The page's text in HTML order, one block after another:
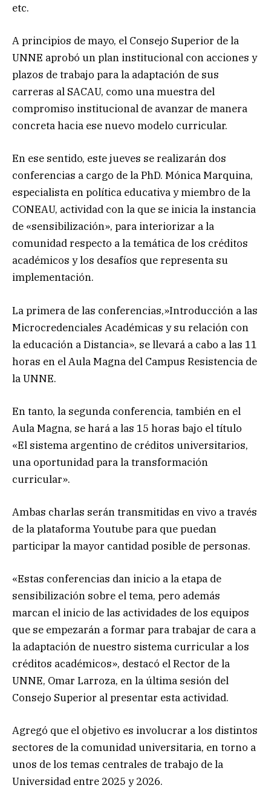
etc.
A principios de mayo, el Consejo Superior de la
UNNE aprobó un plan institucional con acciones y
plazos de trabajo para la adaptación de sus
carreras al SACAU, como una muestra del
compromiso institucional de avanzar de manera
concreta hacia ese nuevo modelo curricular.
En ese sentido, este jueves se realizarán dos
conferencias a cargo de la PhD. Mónica Marquina,
especialista en política educativa y miembro de la
CONEAU, actividad con la que se inicia la instancia
de «sensibilización», para interiorizar a la
comunidad respecto a la temática de los créditos
académicos y los desafíos que representa su
implementación.
La primera de las conferencias,»Introducción a las
Microcredenciales Académicas y su relación con
la educación a Distancia», se llevará a cabo a las 11
horas en el Aula Magna del Campus Resistencia de
la UNNE.
En tanto, la segunda conferencia, también en el
Aula Magna, se hará a las 15 horas bajo el título
«El sistema argentino de créditos universitarios,
una oportunidad para la transformación
curricular».
Ambas charlas serán transmitidas en vivo a través
de la plataforma Youtube para que puedan
participar la mayor cantidad posible de personas.
«Estas conferencias dan inicio a la etapa de
sensibilización sobre el tema, pero además
marcan el inicio de las actividades de los equipos
que se empezarán a formar para trabajar de cara a
la adaptación de nuestro sistema curricular a los
créditos académicos», destacó el Rector de la
UNNE, Omar Larroza, en la última sesión del
Consejo Superior al presentar esta actividad.
Agregó que el objetivo es involucrar a los distintos
sectores de la comunidad universitaria, en torno a
unos de los temas centrales de trabajo de la
Universidad entre 2025 y 2026.